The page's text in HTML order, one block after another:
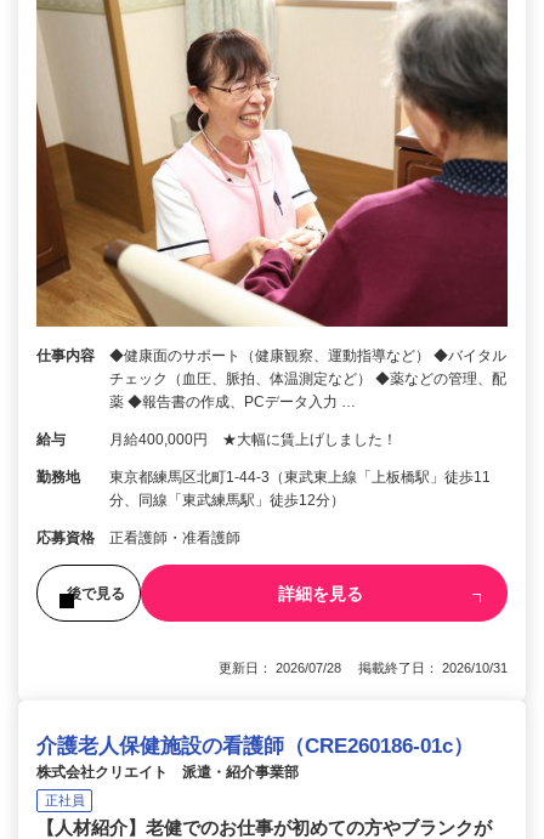
仕事内容
◆健康面のサポート（健康観察、運動指導など） ◆バイタル
チェック（血圧、脈拍、体温測定など） ◆薬などの管理、配
薬 ◆報告書の作成、PCデータ入力 …
給与 月給400,000円 ★大幅に賃上げしました！
勤務地
東京都練馬区北町1-44-3（東武東上線「上板橋駅」徒歩11
分、同線「東武練馬駅」徒歩12分）
応募資格 正看護師・准看護師
後で見る 詳細を見る
更新日： 2026/07/28 掲載終了日： 2026/10/31
介護老人保健施設の看護師（CRE260186-01c）
株式会社クリエイト 派遣・紹介事業部
正社員
【人材紹介】老健でのお仕事が初めての方やブランクが